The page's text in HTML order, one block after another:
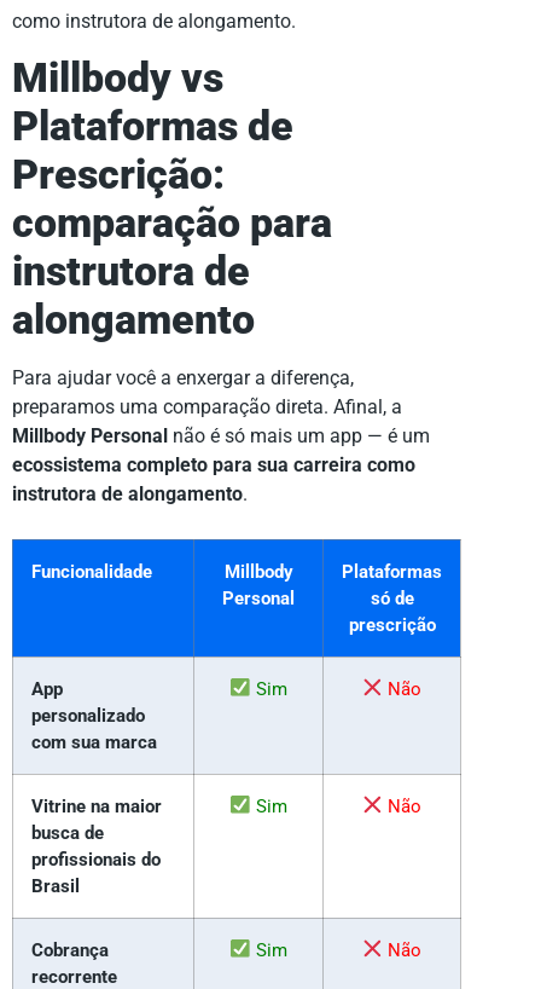
como instrutora de alongamento.
Millbody vs
Plataformas de
Prescrição:
comparação para
instrutora de
alongamento
Para ajudar você a enxergar a diferença,
preparamos uma comparação direta. Afinal, a
Millbody Personal não é só mais um app — é um
ecossistema completo para sua carreira como
instrutora de alongamento.
Funcionalidade
Millbody
Personal
Plataformas
só de
prescrição
App
personalizado
com sua marca
Sim Não
Vitrine na maior
busca de
profissionais do
Brasil
Sim Não
Cobrança
recorrente
Sim Não